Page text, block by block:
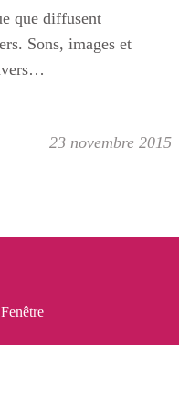
que diffusent
Sons, images et
23 novembre 2015